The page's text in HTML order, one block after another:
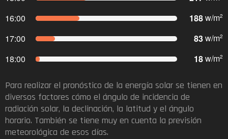
16:00 188w/m2
17:00 83w/m2
18:00 18w/m2
Para realizar el pronóstico de la energía solar se tienen en
diversos factores cómo el ángulo de incidencia de
radiación solar, la declinación, la latitud y el ángulo
horario. También se tiene muy en cuenta la previsión
meteorológica de esos días.​